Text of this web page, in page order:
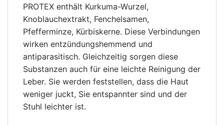
PROTEX enthält Kurkuma-Wurzel,
Knoblauchextrakt, Fenchelsamen,
Pfefferminze, Kürbiskerne. Diese Verbindungen
wirken entzündungshemmend und
antiparasitisch. Gleichzeitig sorgen diese
Substanzen auch für eine leichte Reinigung der
Leber. Sie werden feststellen, dass die Haut
weniger juckt, Sie entspannter sind und der
Stuhl leichter ist.